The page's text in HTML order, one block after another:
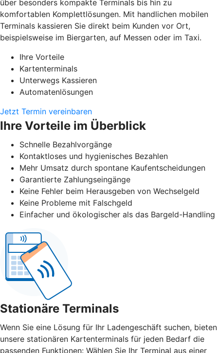
über besonders kompakte Terminals bis hin zu
komfortablen Komplettlösungen. Mit handlichen mobilen
Terminals kassieren Sie direkt beim Kunden vor Ort,
beispielsweise im Biergarten, auf Messen oder im Taxi.
Ihre Vorteile
Kartenterminals
Unterwegs Kassieren
Automatenlösungen
Jetzt Termin vereinbaren
Ihre Vorteile im Überblick
Schnelle Bezahlvorgänge
Kontaktloses und hygienisches Bezahlen
Mehr Umsatz durch spontane Kaufentscheidungen
Garantierte Zahlungseingänge
Keine Fehler beim Herausgeben von Wechselgeld
Keine Probleme mit Falschgeld
Einfacher und ökologischer als das Bargeld-Handling
Stationäre Terminals
Wenn Sie eine Lösung für Ihr Ladengeschäft suchen, bieten
unsere stationären Kartenterminals für jeden Bedarf die
passenden Funktionen: Wählen Sie Ihr Terminal aus einer